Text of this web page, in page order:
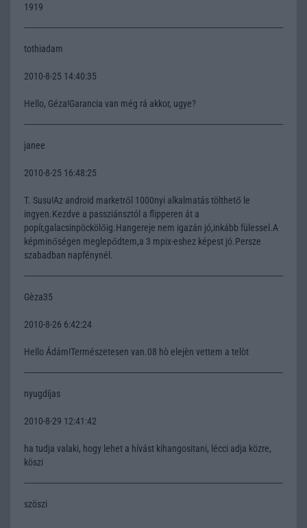
1919
tothiadam
2010-8-25 14:40:35
Hello, Géza!Garancia van még rá akkor, ugye?
janee
2010-8-25 16:48:25
T. Susu!Az android marketről 1000nyi alkalmatás tölthető le
ingyen.Kezdve a passziánsztól a flipperen át a
popír,galacsinpöckölőig.Hangereje nem igazán jó,inkább fülessel.A
képminőségen meglepődtem,a 3 mpix-eshez képest jó.Persze
szabadban napfénynél.
Gèza35
2010-8-26 6:42:24
Hello Ádám!Természetesen van.08 hò elejèn vettem a telòt
nyugdíjas
2010-8-29 12:41:42
ha tudja valaki, hogy lehet a hívást kihangositani, lécci adja közre,
köszi
szöszi